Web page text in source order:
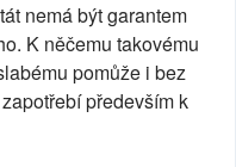
nemá být garantem
K něčemu takovému
pomůže i bez
především k